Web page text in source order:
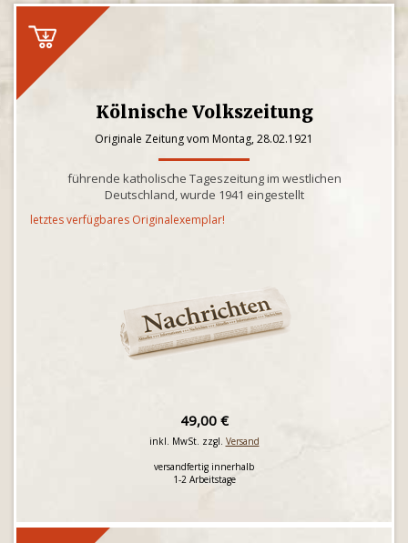
Kölnische Volkszeitung
Originale Zeitung vom Montag, 28.02.1921
führende katholische Tageszeitung im westlichen
Deutschland, wurde 1941 eingestellt
letztes verfügbares Originalexemplar!
49,00 €
inkl. MwSt. zzgl. Versand
versandfertig innerhalb
1-2 Arbeitstage